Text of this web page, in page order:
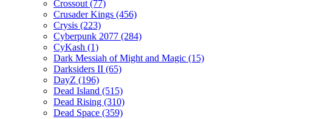
Crossout (77)
Crusader Kings (456)
Crysis (223)
Cyberpunk 2077 (284)
CyKash (1)
Dark Messiah of Might and Magic (15)
Darksiders II (65)
DayZ (196)
Dead Island (515)
Dead Rising (310)
Dead Space (359)